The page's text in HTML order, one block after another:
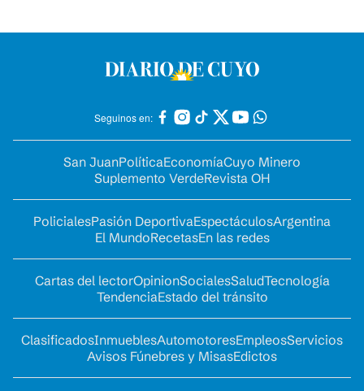
Seguinos en:
San JuanPolíticaEconomíaCuyo Minero
Suplemento VerdeRevista OH
PolicialesPasión DeportivaEspectáculosArgentina
El MundoRecetasEn las redes
Cartas del lectorOpinionSocialesSaludTecnología
TendenciaEstado del tránsito
ClasificadosInmueblesAutomotoresEmpleosServicios
Avisos Fúnebres y MisasEdictos